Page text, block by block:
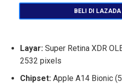
BELI DI LAZADA
Layar: Super Retina XDR
2532 pixels
Chipset: Apple A14 Bionic